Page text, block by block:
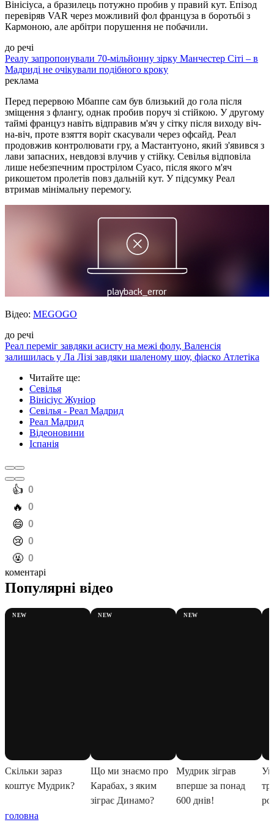
Вінісіуса, а бразилець потужно пробив у правий кут. Епізод
перевіряв VAR через можливий фол француза в боротьбі з
Кармоною, але арбітри порушення не побачили.
до речі
Реалу запропонували 70-мільйонну зірку Манчестер Сіті – в
Мадриді не очікували подібного кроку
реклама
Перед перервою Мбаппе сам був близький до гола після
зміщення з флангу, однак пробив поруч зі стійкою. У другому
таймі француз навіть відправив м'яч у сітку після виходу віч-
на-віч, проте взяття воріт скасували через офсайд. Реал
продовжив контролювати гру, а Мастантуоно, який з'явився з
лави запасних, невдовзі влучив у стійку. Севілья відповіла
лише небезпечним прострілом Суасо, після якого м'яч
рикошетом пролетів повз дальній кут. У підсумку Реал
втримав мінімальну перемогу.
Відео: MEGOGO
до речі
Реал переміг завдяки асисту на межі фолу, Валенсія
залишилась у Ла Лізі завдяки шаленому шоу, фіаско Атлетіка
Читайте ще:
Севілья
Вінісіус Жуніор
Севілья - Реал Мадрид
Реал Мадрид
Відеоновини
Іспанія
️👍 0
️🔥 0
️😄 0
️😢 0
️🤬 0
коментарі
головна